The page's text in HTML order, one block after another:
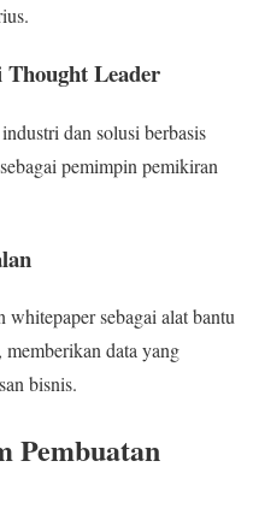
Leader
dan solusi berbasis
pemimpin pemikiran
sebagai alat bantu
data yang
bisnis.
Pembuatan